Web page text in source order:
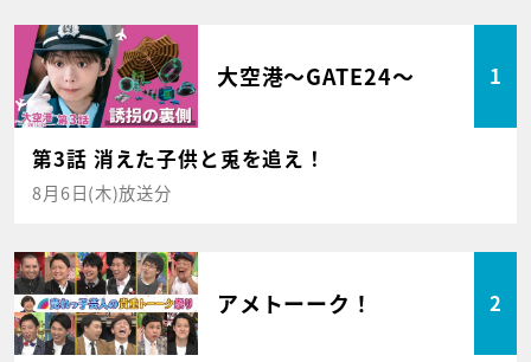
大空港～GATE24～ 1
第3話 消えた子供と兎を追え！
8月6日(木)放送分
アメトーーク！ 2